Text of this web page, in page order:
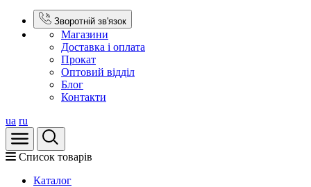
Зворотній зв'язок
Магазини
Доставка і оплата
Прокат
Оптовий відділ
Блог
Контакти
ua ru
Список товарів
Каталог